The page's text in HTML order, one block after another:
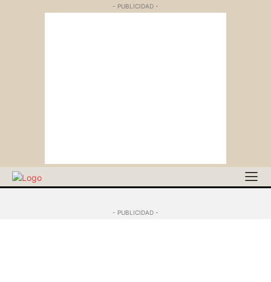
- PUBLICIDAD -
- PUBLICIDAD -